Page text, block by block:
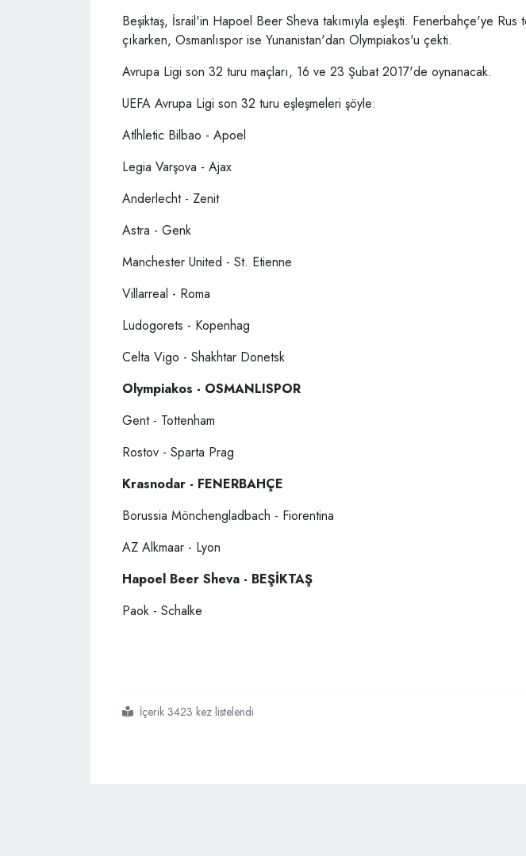
Beşiktaş, İsrail'in Hapoel Beer Sheva takımıyla eşleşti. Fenerbahçe'ye Rus
çıkarken, Osmanlıspor ise Yunanistan'dan Olympiakos'u çekti.
Avrupa Ligi son 32 turu maçları, 16 ve 23 Şubat 2017'de oynanacak.
UEFA Avrupa Ligi son 32 turu eşleşmeleri şöyle:
Atlhletic Bilbao - Apoel
Legia Varşova - Ajax
Anderlecht - Zenit
Astra - Genk
Manchester United - St. Etienne
Villarreal - Roma
Ludogorets - Kopenhag
Celta Vigo - Shakhtar Donetsk
Olympiakos - OSMANLISPOR
Gent - Tottenham
Rostov - Sparta Prag
Krasnodar - FENERBAHÇE
Borussia Mönchengladbach - Fiorentina
AZ Alkmaar - Lyon
Hapoel Beer Sheva - BEŞİKTAŞ
Paok - Schalke
#uefa avrupa ligi
#kuralar çekildi
İçerik 3423 kez listelendi